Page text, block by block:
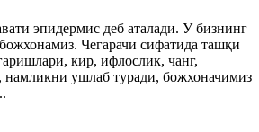
эпидермис деб аталади. У бизнинг
Чегарачи сифатида ташқи
кир, ифлослик, чанг,
намликни ушлаб туради, божхоначимиз